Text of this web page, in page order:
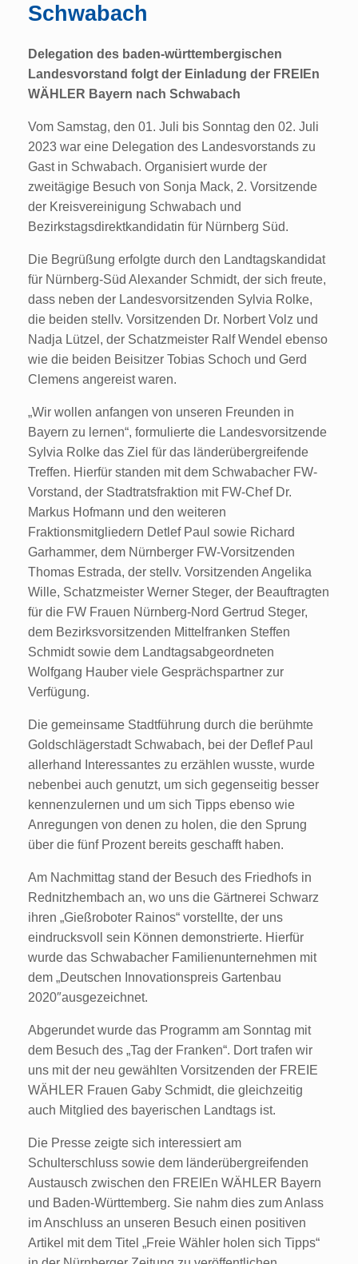
Schwabach
Delegation des baden-württembergischen
Landesvorstand folgt der Einladung der FREIEn
WÄHLER Bayern nach Schwabach
Vom Samstag, den 01. Juli bis Sonntag den 02. Juli
2023 war eine Delegation des Landesvorstands zu
Gast in Schwabach. Organisiert wurde der
zweitägige Besuch von Sonja Mack, 2. Vorsitzende
der Kreisvereinigung Schwabach und
Bezirkstagsdirektkandidatin für Nürnberg Süd.
Die Begrüßung erfolgte durch den Landtagskandidat
für Nürnberg-Süd Alexander Schmidt, der sich freute,
dass neben der Landesvorsitzenden Sylvia Rolke,
die beiden stellv. Vorsitzenden Dr. Norbert Volz und
Nadja Lützel, der Schatzmeister Ralf Wendel ebenso
wie die beiden Beisitzer Tobias Schoch und Gerd
Clemens angereist waren.
„Wir wollen anfangen von unseren Freunden in
Bayern zu lernen“, formulierte die Landesvorsitzende
Sylvia Rolke das Ziel für das länderübergreifende
Treffen. Hierfür standen mit dem Schwabacher FW-
Vorstand, der Stadtratsfraktion mit FW-Chef Dr.
Markus Hofmann und den weiteren
Fraktionsmitgliedern Detlef Paul sowie Richard
Garhammer, dem Nürnberger FW-Vorsitzenden
Thomas Estrada, der stellv. Vorsitzenden Angelika
Wille, Schatzmeister Werner Steger, der Beauftragten
für die FW Frauen Nürnberg-Nord Gertrud Steger,
dem Bezirksvorsitzenden Mittelfranken Steffen
Schmidt sowie dem Landtagsabgeordneten
Wolfgang Hauber viele Gesprächspartner zur
Verfügung.
Die gemeinsame Stadtführung durch die berühmte
Goldschlägerstadt Schwabach, bei der Deflef Paul
allerhand Interessantes zu erzählen wusste, wurde
nebenbei auch genutzt, um sich gegenseitig besser
kennenzulernen und um sich Tipps ebenso wie
Anregungen von denen zu holen, die den Sprung
über die fünf Prozent bereits geschafft haben.
Am Nachmittag stand der Besuch des Friedhofs in
Rednitzhembach an, wo uns die Gärtnerei Schwarz
ihren „Gießroboter Rainos“ vorstellte, der uns
eindrucksvoll sein Können demonstrierte. Hierfür
wurde das Schwabacher Familienunternehmen mit
dem „Deutschen Innovationspreis Gartenbau
2020″ausgezeichnet.
Abgerundet wurde das Programm am Sonntag mit
dem Besuch des „Tag der Franken“. Dort trafen wir
uns mit der neu gewählten Vorsitzenden der FREIE
WÄHLER Frauen Gaby Schmidt, die gleichzeitig
auch Mitglied des bayerischen Landtags ist.
Die Presse zeigte sich interessiert am
Schulterschluss sowie dem länderübergreifenden
Austausch zwischen den FREIEn WÄHLER Bayern
und Baden-Württemberg. Sie nahm dies zum Anlass
im Anschluss an unseren Besuch einen positiven
Artikel mit dem Titel „Freie Wähler holen sich Tipps“